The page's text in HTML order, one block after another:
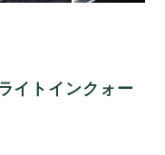
イトインクォー